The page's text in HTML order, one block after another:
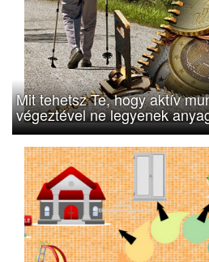
Mit tehetsz Te, hogy aktív
végeztével ne legyenek